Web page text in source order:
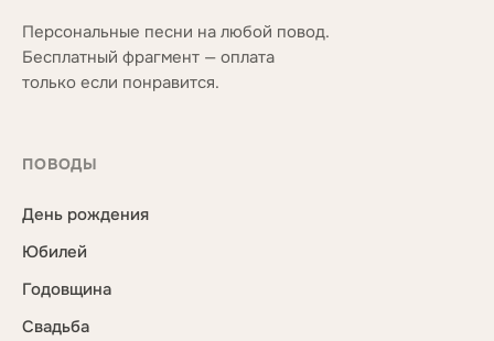
Персональные песни на любой повод.
Бесплатный фрагмент — оплата
только если понравится.
ПОВОДЫ
День рождения
Юбилей
Годовщина
Свадьба